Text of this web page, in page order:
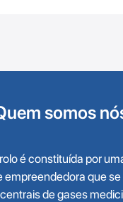
somos
é constituída por
empreendedora que
de gases